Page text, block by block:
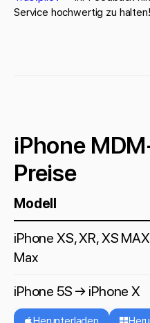
Service hochwertig zu halten!
iPhone
Preise
Modell
iPhone XS, XR, XS
Max
iPhone 5S → iPhone X